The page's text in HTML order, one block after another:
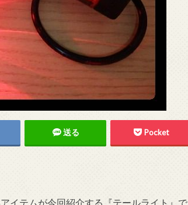
送る Pocket
イテムが今回紹介する『テールライト』で